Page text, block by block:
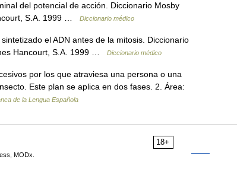
del potencial de acción. Diccionario Mosby
S.A. 1999 …
Diccionario médico
el ADN antes de la mitosis. Diccionario
Hancourt, S.A. 1999 …
Diccionario médico
por los que atraviesa una persona o una
Este plan se aplica en dos fases. 2. Área:
de la Lengua Española
18+
MODx.